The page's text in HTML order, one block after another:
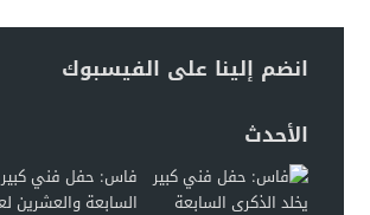
انضم إلينا على الفيسبوك
الأحدث
فاس: حفل فني كبير
السابعة والعشرين